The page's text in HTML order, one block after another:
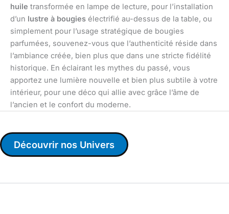
huile transformée en lampe de lecture, pour l’installation
d’un lustre à bougies électrifié au-dessus de la table, ou
simplement pour l’usage stratégique de bougies
parfumées, souvenez-vous que l’authenticité réside dans
l’ambiance créée, bien plus que dans une stricte fidélité
historique. En éclairant les mythes du passé, vous
apportez une lumière nouvelle et bien plus subtile à votre
intérieur, pour une déco qui allie avec grâce l’âme de
l’ancien et le confort du moderne.
Découvrir nos Univers